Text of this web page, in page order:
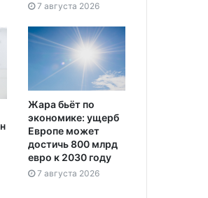
7 августа 2026
Жара бьёт по
экономике: ущерб
Европе может
достичь 800 млрд
евро к 2030 году
7 августа 2026